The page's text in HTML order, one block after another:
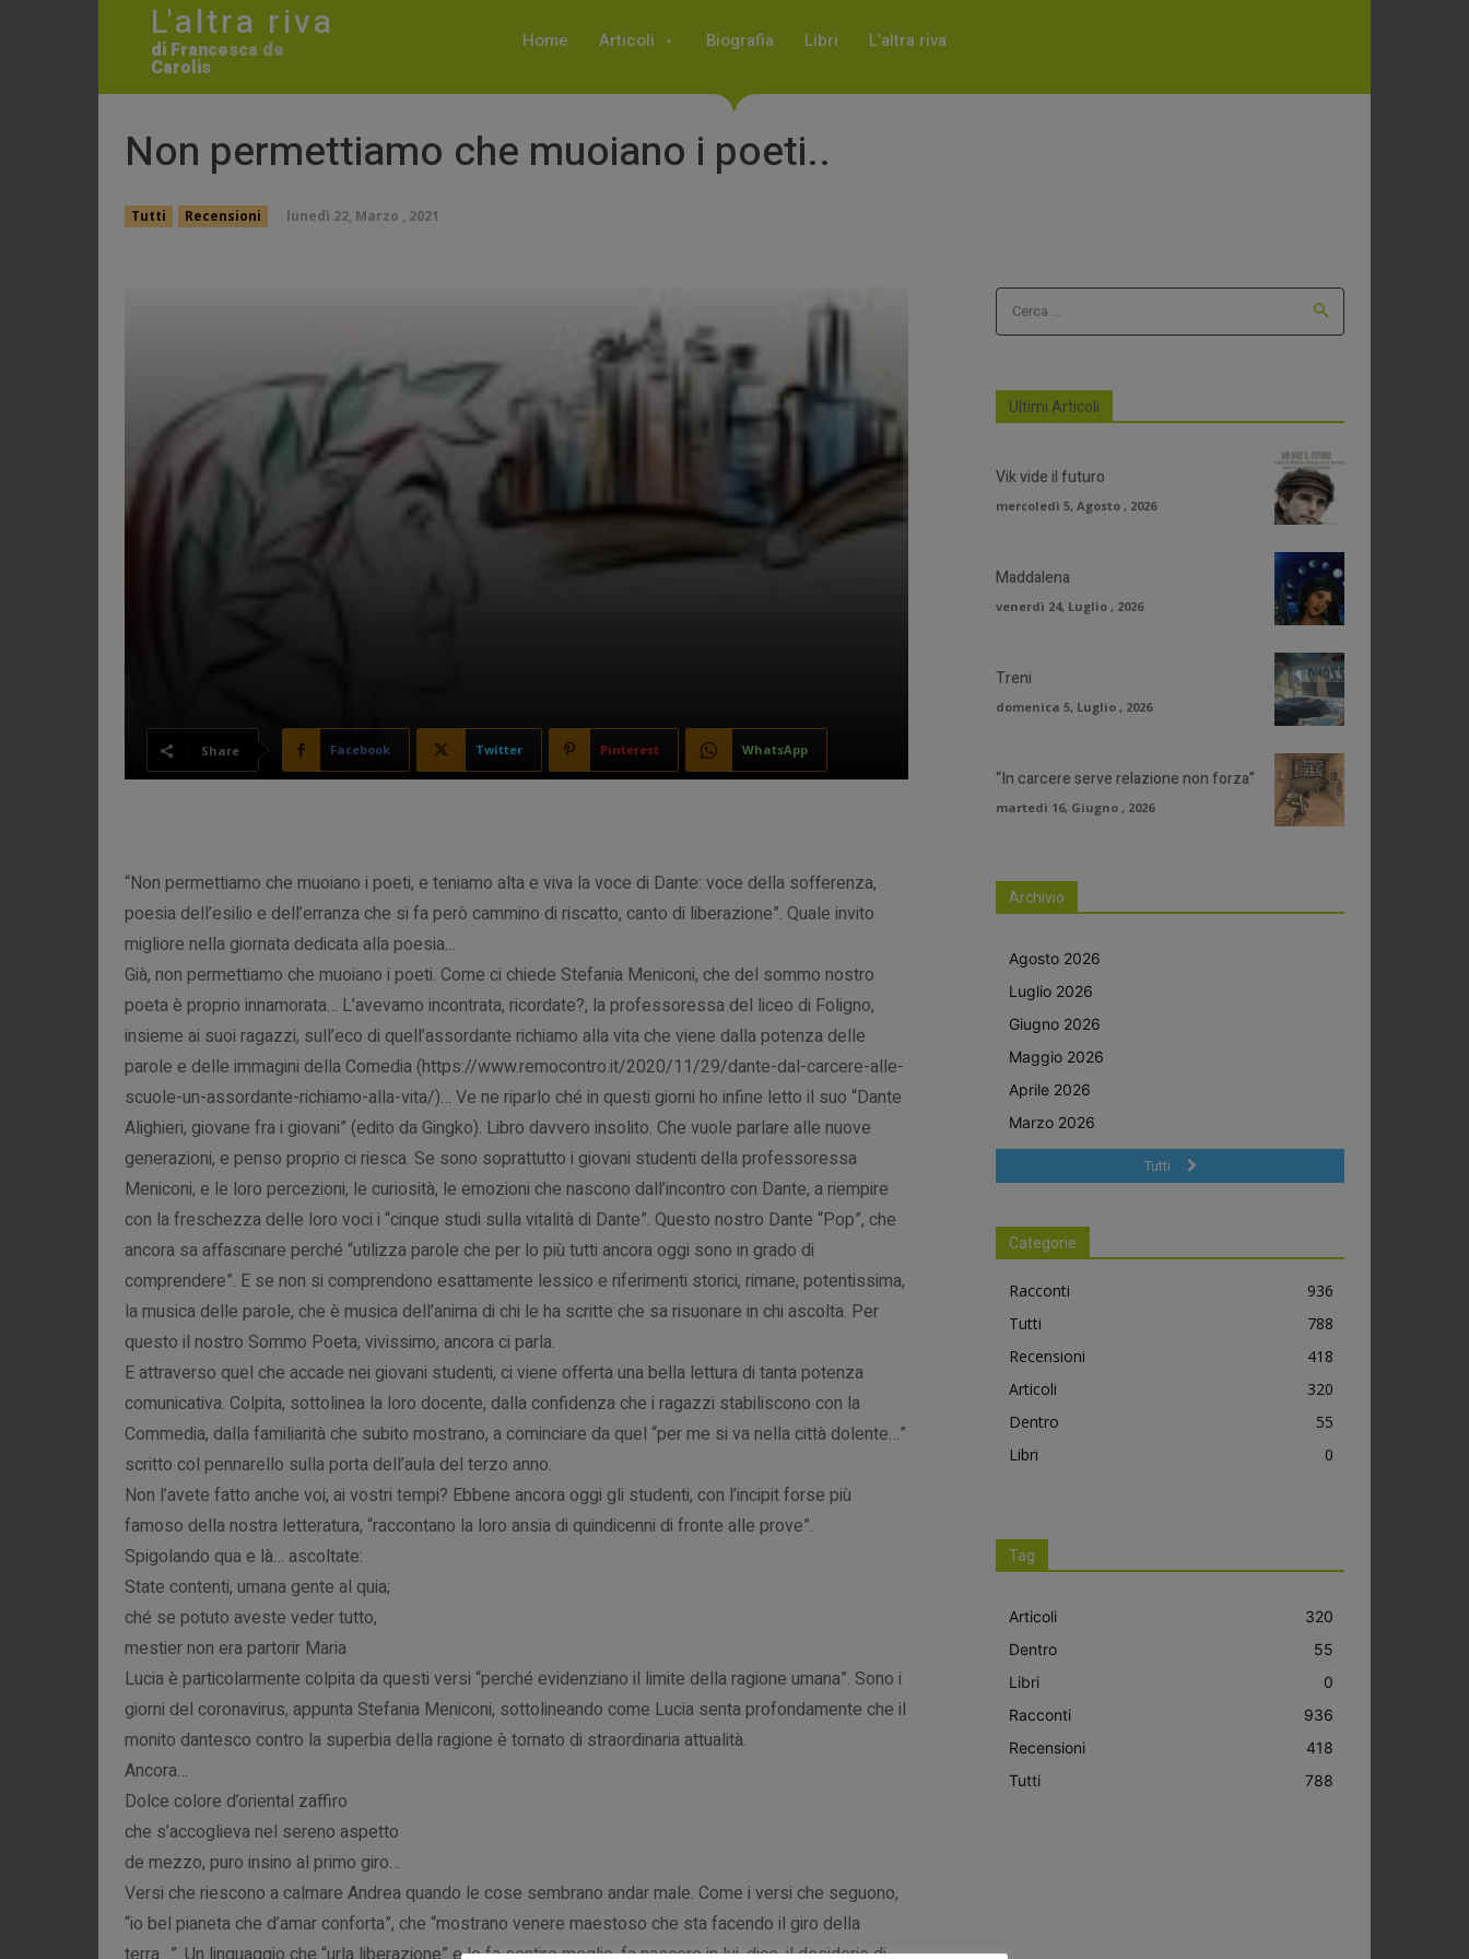
L'altra riva
di Francesca de
Carolis
Home Articoli Biografia Libri L’altra riva
Non permettiamo che muoiano i poeti..
Tutti Recensioni lunedì 22, Marzo , 2021
Share Facebook Twitter Pinterest WhatsApp
“Non permettiamo che muoiano i poeti, e teniamo alta e viva la voce di Dante: voce della sofferenza,
poesia dell’esilio e dell’erranza che si fa però cammino di riscatto, canto di liberazione”. Quale invito
migliore nella giornata dedicata alla poesia…
Già, non permettiamo che muoiano i poeti. Come ci chiede Stefania Meniconi, che del sommo nostro
poeta è proprio innamorata… L’avevamo incontrata, ricordate?, la professoressa del liceo di Foligno,
insieme ai suoi ragazzi, sull’eco di quell’assordante richiamo alla vita che viene dalla potenza delle
parole e delle immagini della Comedia (https://www.remocontro.it/2020/11/29/dante-dal-carcere-alle-
scuole-un-assordante-richiamo-alla-vita/)… Ve ne riparlo ché in questi giorni ho infine letto il suo “Dante
Alighieri, giovane fra i giovani” (edito da Gingko). Libro davvero insolito. Che vuole parlare alle nuove
generazioni, e penso proprio ci riesca. Se sono soprattutto i giovani studenti della professoressa
Meniconi, e le loro percezioni, le curiosità, le emozioni che nascono dall’incontro con Dante, a riempire
con la freschezza delle loro voci i “cinque studi sulla vitalità di Dante”. Questo nostro Dante “Pop”, che
ancora sa affascinare perché “utilizza parole che per lo più tutti ancora oggi sono in grado di
comprendere”. E se non si comprendono esattamente lessico e riferimenti storici, rimane, potentissima,
la musica delle parole, che è musica dell’anima di chi le ha scritte che sa risuonare in chi ascolta. Per
questo il nostro Sommo Poeta, vivissimo, ancora ci parla.
E attraverso quel che accade nei giovani studenti, ci viene offerta una bella lettura di tanta potenza
comunicativa. Colpita, sottolinea la loro docente, dalla confidenza che i ragazzi stabiliscono con la
Commedia, dalla familiarità che subito mostrano, a cominciare da quel “per me si va nella città dolente…”
scritto col pennarello sulla porta dell’aula del terzo anno.
Non l’avete fatto anche voi, ai vostri tempi? Ebbene ancora oggi gli studenti, con l’incipit forse più
famoso della nostra letteratura, “raccontano la loro ansia di quindicenni di fronte alle prove”.
Spigolando qua e là… ascoltate:
State contenti, umana gente al quia;
ché se potuto aveste veder tutto,
mestier non era partorir Maria
Lucia è particolarmente colpita da questi versi “perché evidenziano il limite della ragione umana”. Sono i
giorni del coronavirus, appunta Stefania Meniconi, sottolineando come Lucia senta profondamente che il
monito dantesco contro la superbia della ragione è tornato di straordinaria attualità.
Ancora…
Dolce colore d’oriental zaffiro
che s’accoglieva nel sereno aspetto
de mezzo, puro insino al primo giro…
Versi che riescono a calmare Andrea quando le cose sembrano andar male. Come i versi che seguono,
“io bel pianeta che d’amar conforta”, che “mostrano venere maestoso che sta facendo il giro della
Cerca ...
Ultimi Articoli
Vik vide il futuro
mercoledì 5, Agosto , 2026
Maddalena
venerdì 24, Luglio , 2026
Treni
domenica 5, Luglio , 2026
“In carcere serve relazione non forza”
martedì 16, Giugno , 2026
Archivio
Agosto 2026
Luglio 2026
Giugno 2026
Maggio 2026
Aprile 2026
Marzo 2026
Tutti
Categorie
Racconti
936
Tutti
788
Recensioni
418
Articoli
320
Dentro
55
Libri
0
Tag
Articoli
320
Dentro
55
Libri
0
Racconti
936
Recensioni
418
Tutti
788